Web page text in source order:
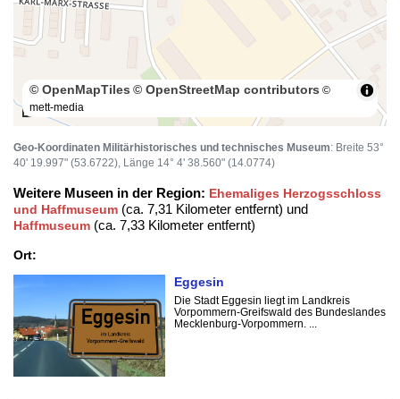
50 m
© OpenMapTiles © OpenStreetMap contributors ©
mett-media
Geo-Koordinaten Militärhistorisches und technisches Museum: Breite 53°
40' 19.997" (53.6722), Länge 14° 4' 38.560" (14.0774)
Weitere Museen in der Region: Ehemaliges Herzogsschloss
und Haffmuseum (ca. 7,31 Kilometer entfernt) und
Haffmuseum (ca. 7,33 Kilometer entfernt)
Ort:
Eggesin
Die Stadt Eggesin liegt im Landkreis
Vorpommern-Greifswald des Bundeslandes
Mecklenburg-Vorpommern. ...